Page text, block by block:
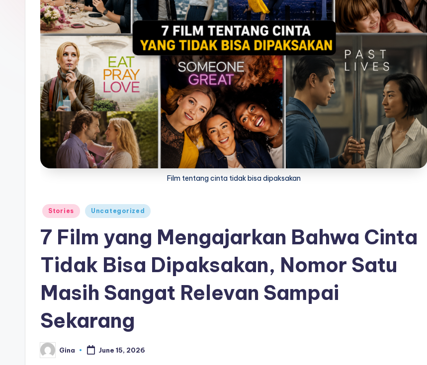
M
Film tentang cinta tidak bisa dipaksakan
Posted
Stories Uncategorized
7 Film yang Mengajarkan Bahwa Cinta
Tidak Bisa Dipaksakan, Nomor Satu
Masih Sangat Relevan Sampai
Sekarang
Posted
by
Gina June 15, 2026